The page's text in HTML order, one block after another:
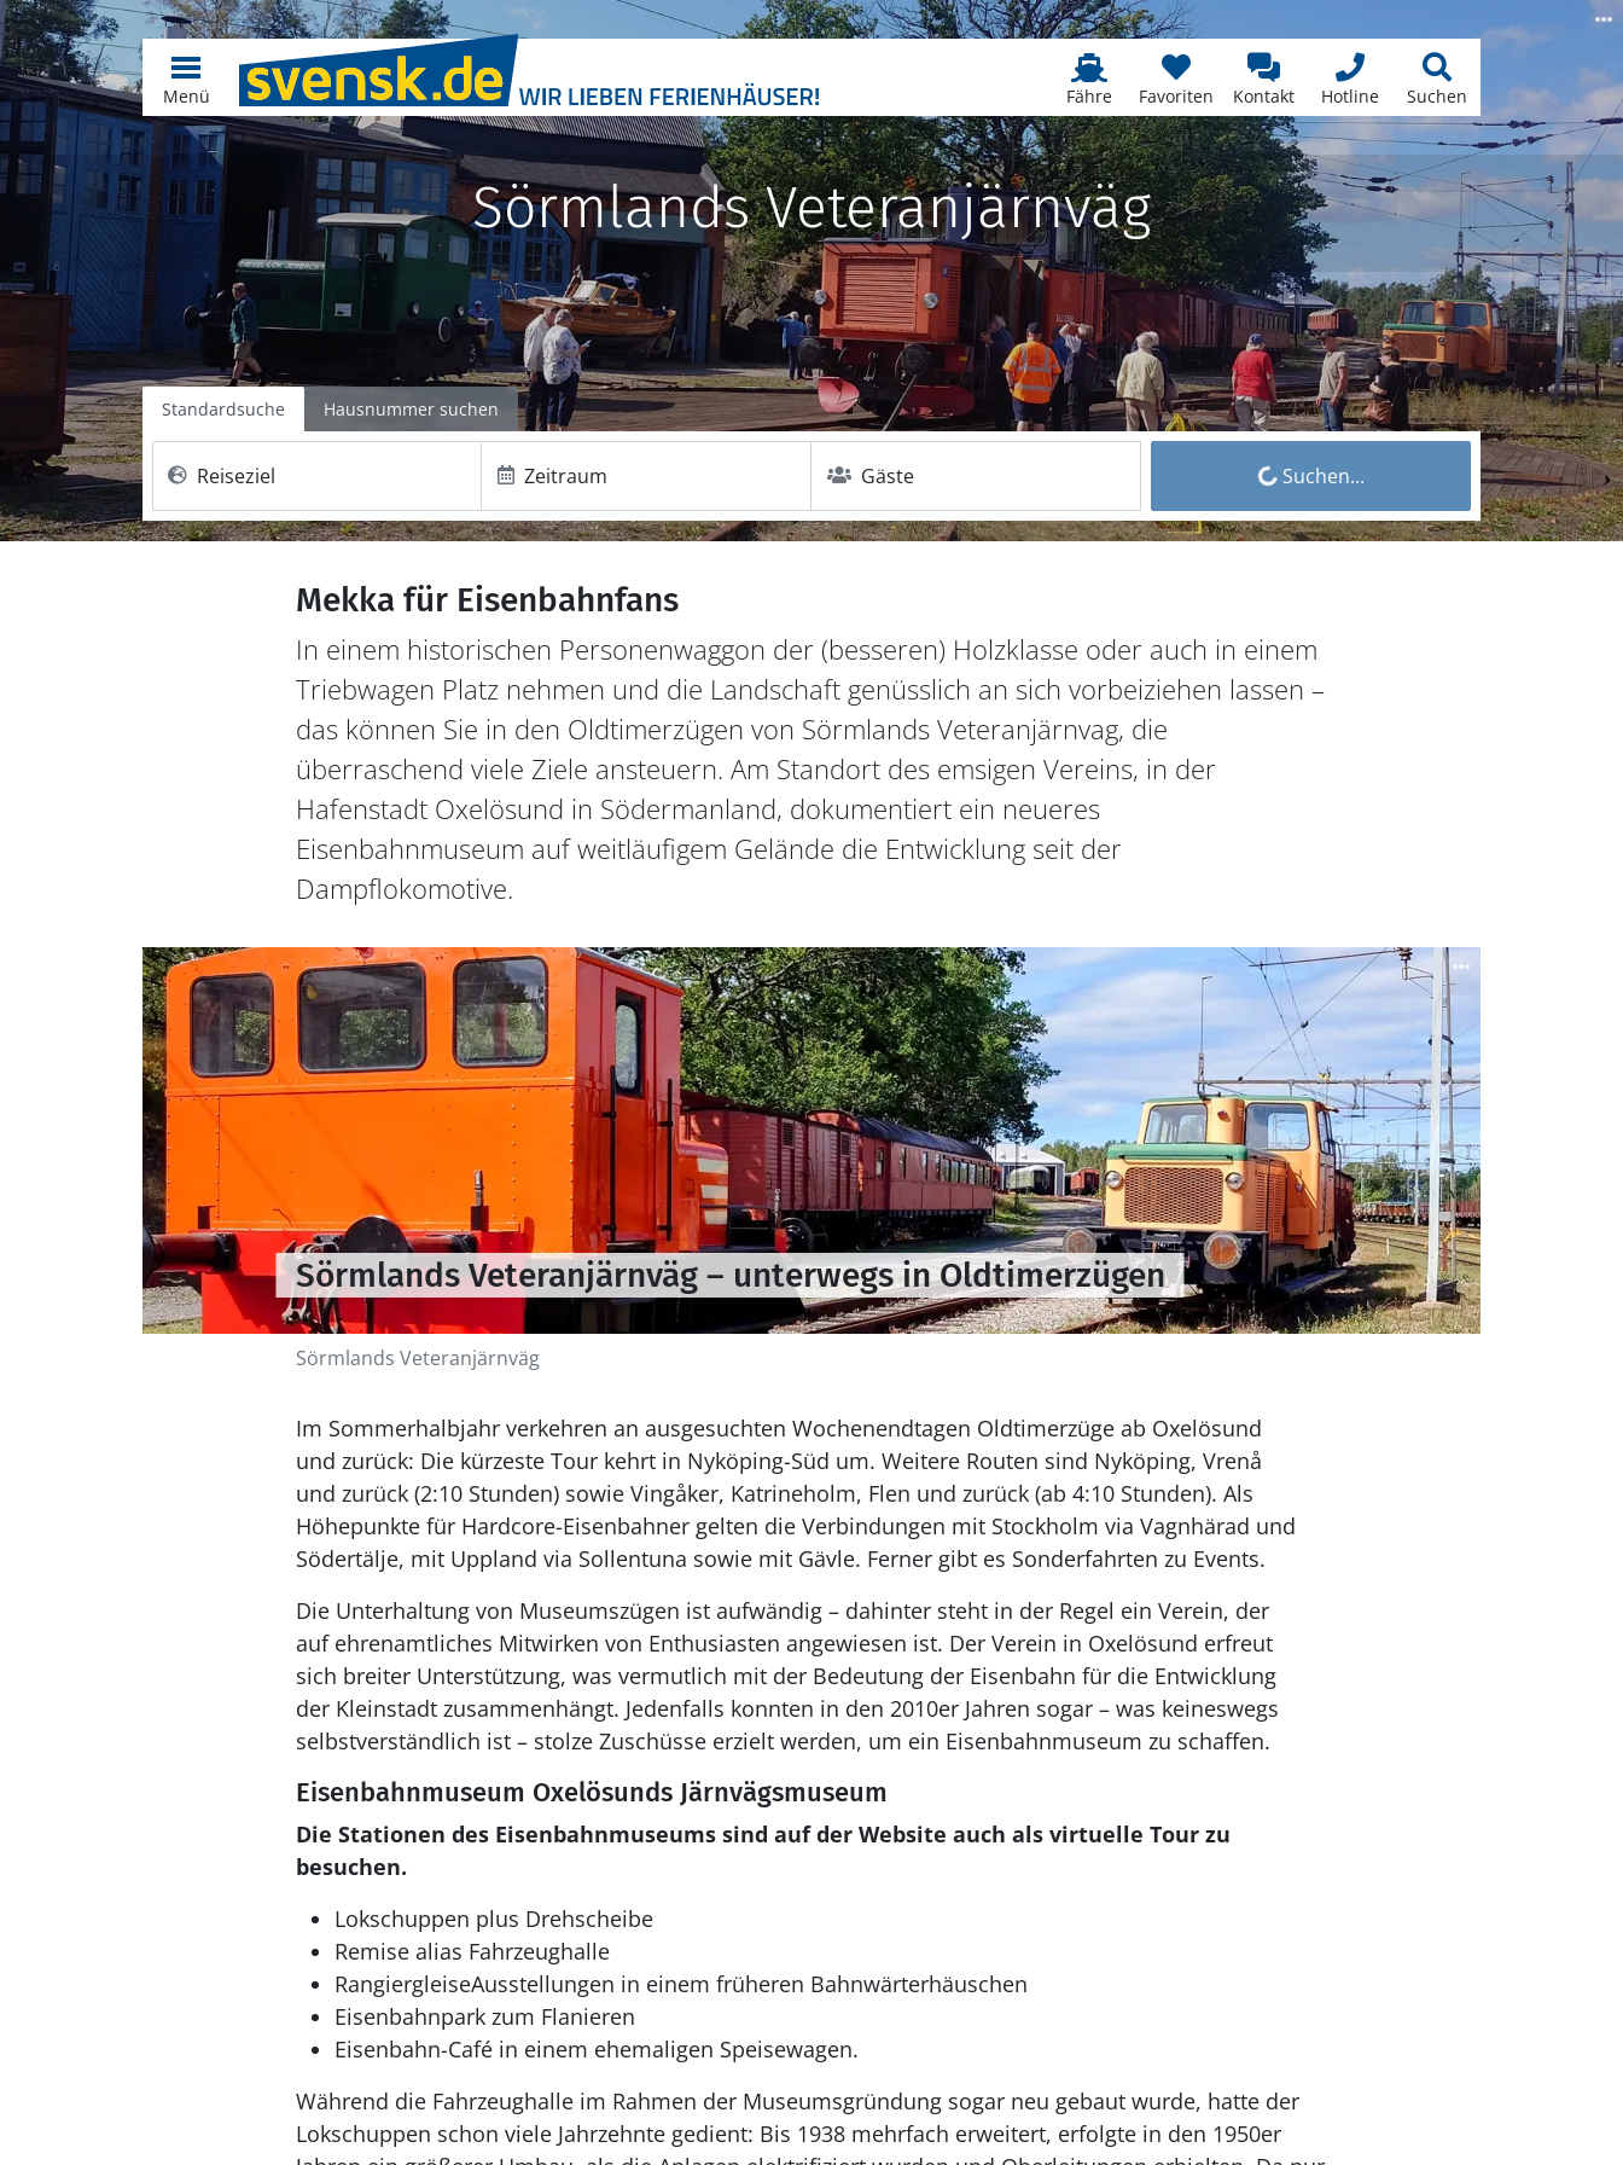
Fähre Favoriten Kontakt Hotline Suchen
Menü
Sörmlands Veteranjärnväg
Standardsuche Hausnummer suchen
Reiseziel Zeitraum Gäste Suchen...
Mekka für Eisenbahnfans
In einem historischen Personenwaggon der (besseren) Holzklasse oder auch in einem
Triebwagen Platz nehmen und die Landschaft genüsslich an sich vorbeiziehen lassen –
das können Sie in den Oldtimerzügen von Sörmlands Veteranjärnvag, die
überraschend viele Ziele ansteuern. Am Standort des emsigen Vereins, in der
Hafenstadt Oxelösund in Södermanland, dokumentiert ein neueres
Eisenbahnmuseum auf weitläufigem Gelände die Entwicklung seit der
Dampflokomotive.
Sörmlands Veteranjärnväg
Sörmlands Veteranjärnväg – unterwegs in Oldtimerzügen
Im Sommerhalbjahr verkehren an ausgesuchten Wochenendtagen Oldtimerzüge ab Oxelösund
und zurück: Die kürzeste Tour kehrt in Nyköping-Süd um. Weitere Routen sind Nyköping, Vrenå
und zurück (2:10 Stunden) sowie Vingåker, Katrineholm, Flen und zurück (ab 4:10 Stunden). Als
Höhepunkte für Hardcore-Eisenbahner gelten die Verbindungen mit Stockholm via Vagnhärad und
Södertälje, mit Uppland via Sollentuna sowie mit Gävle. Ferner gibt es Sonderfahrten zu Events.
Die Unterhaltung von Museumszügen ist aufwändig – dahinter steht in der Regel ein Verein, der
auf ehrenamtliches Mitwirken von Enthusiasten angewiesen ist. Der Verein in Oxelösund erfreut
sich breiter Unterstützung, was vermutlich mit der Bedeutung der Eisenbahn für die Entwicklung
der Kleinstadt zusammenhängt. Jedenfalls konnten in den 2010er Jahren sogar – was keineswegs
selbstverständlich ist – stolze Zuschüsse erzielt werden, um ein Eisenbahnmuseum zu schaffen.
Eisenbahnmuseum Oxelösunds Järnvägsmuseum
Die Stationen des Eisenbahnmuseums sind auf der Website auch als virtuelle Tour zu
besuchen.
Lokschuppen plus Drehscheibe
Remise alias Fahrzeughalle
RangiergleiseAusstellungen in einem früheren Bahnwärterhäuschen
Eisenbahnpark zum Flanieren
Eisenbahn-Café in einem ehemaligen Speisewagen.
Während die Fahrzeughalle im Rahmen der Museumsgründung sogar neu gebaut wurde, hatte der
Lokschuppen schon viele Jahrzehnte gedient: Bis 1938 mehrfach erweitert, erfolgte in den 1950er